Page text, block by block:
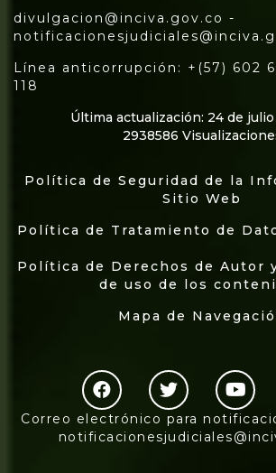
divulgacion@inciva.gov.co -
Línea anticorrupción: +(57) 602
118
Última actualización: 24 de
2938586
Política de Seguridad de la
Sitio Web
Política de Tratamiento de
Política de Derechos de Autor
de uso de los
Mapa de
Correo electrónico para